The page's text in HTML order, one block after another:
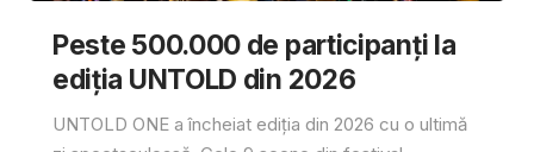
Peste 500.000 de participanți la
ediția UNTOLD din 2026
UNTOLD ONE a încheiat ediția din 2026 cu o ultimă